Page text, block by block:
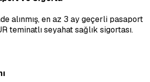
alınmış, en az 3 ay geçerli pasaport
teminatlı seyahat sağlık sigortası.